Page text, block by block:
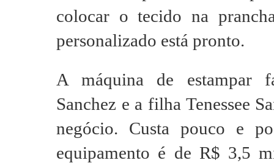
colocar o tecido na
personalizado está pronto.
A máquina de estampar
Sanchez e a filha Tenessee
negócio. Custa pouco e
equipamento é de R$ 3,5